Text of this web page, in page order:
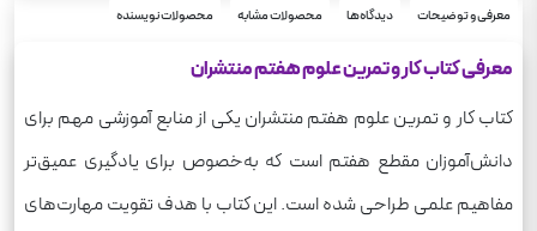
قطع
درس
معرفی و توضیحات دیدگاه‌ها محصولات مشابه محصولات نویسنده
معرفی کتاب کار و تمرین علوم هفتم منتشران
کتاب کار و تمرین علوم هفتم منتشران یکی از منابع آموزشی مهم برای
دانش‌آموزان مقطع هفتم است که به‌خصوص برای یادگیری عمیق‌تر
مفاهیم علمی طراحی شده است. این کتاب با هدف تقویت مهارت‌های